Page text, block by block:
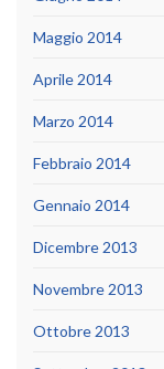
Maggio 2014
Aprile 2014
Marzo 2014
Febbraio 2014
Gennaio 2014
Dicembre 2013
Novembre 2013
Ottobre 2013